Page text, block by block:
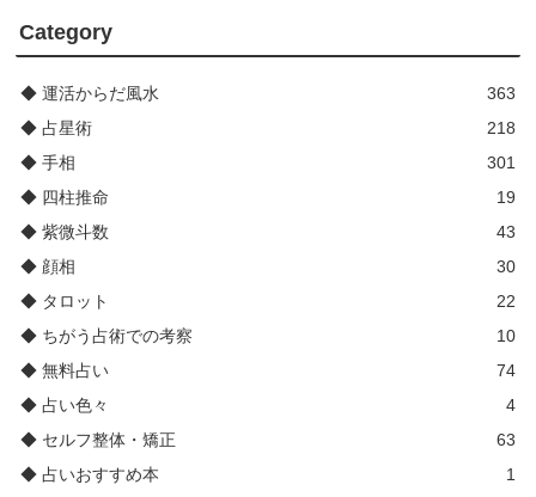
Category
◆ 運活からだ風水
363
◆ 占星術
218
◆ 手相
301
◆ 四柱推命
19
◆ 紫微斗数
43
◆ 顔相
30
◆ タロット
22
◆ ちがう占術での考察
10
◆ 無料占い
74
◆ 占い色々
4
◆ セルフ整体・矯正
63
◆ 占いおすすめ本
1